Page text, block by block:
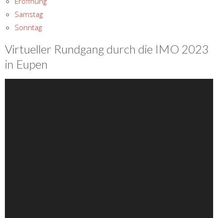
Samstag
Sonntag
Virtueller Rundgang durch die IMO 2023
in Eupen